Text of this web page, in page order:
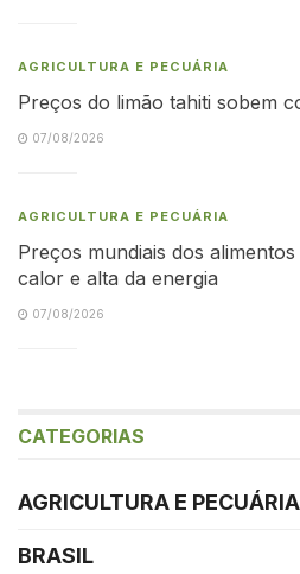
AGRICULTURA E PECUÁRIA
Preços do limão tahiti sobem
07/08/2026
AGRICULTURA E PECUÁRIA
Preços mundiais dos
calor e alta da energia
07/08/2026
CATEGORIAS
AGRICULTURA E PECUÁRIA
BRASIL